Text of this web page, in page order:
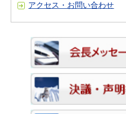
アクセス・お問い合わせ